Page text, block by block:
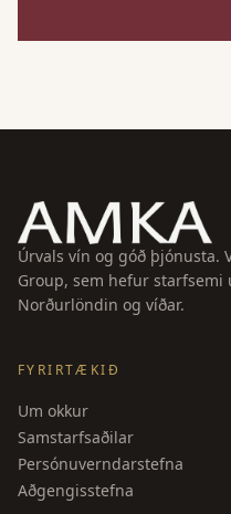
Úrvals vín og góð þjónusta.
Group, sem hefur starfsemi
Norðurlöndin og víðar.
FYRIRTÆKIÐ
Um okkur
Samstarfsaðilar
Persónuverndarstefna
Aðgengisstefna